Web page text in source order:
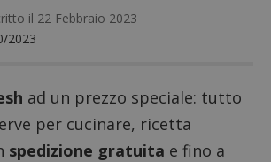
2023
il 22 Febbraio 2023
ad un prezzo speciale: tutto
per cucinare, ricetta
spedizione gratuita e fino a